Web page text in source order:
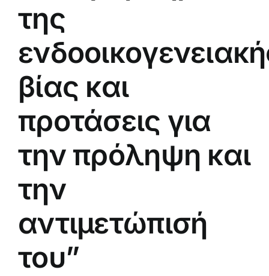
της
βίας και
προτάσεις για
την πρόληψη και
την
αντιμετώπισή
του”